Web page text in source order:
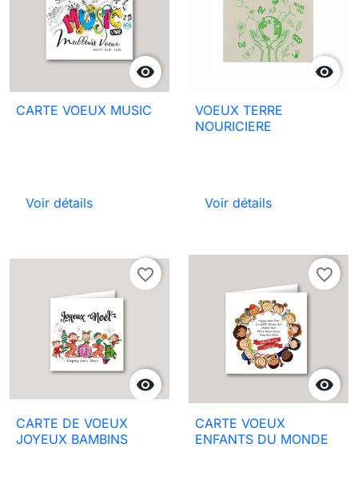

CARTE VOEUX MUSIC
Voir détails

VOEUX TERRE
NOURICIERE
Voir détails

favorite_border
CARTE DE VOEUX
JOYEUX BAMBINS

favorite_border
CARTE VOEUX
ENFANTS DU MONDE